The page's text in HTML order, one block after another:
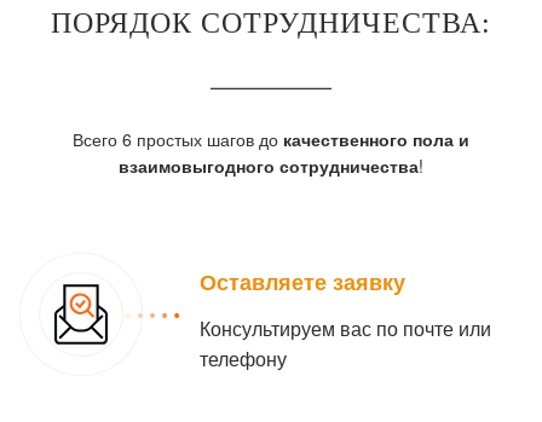
ПОРЯДОК СОТРУДНИЧЕСТВА:
Всего 6 простых шагов до качественного пола и
взаимовыгодного сотрудничества!
Оставляете заявку
Консультируем вас по почте или
телефону